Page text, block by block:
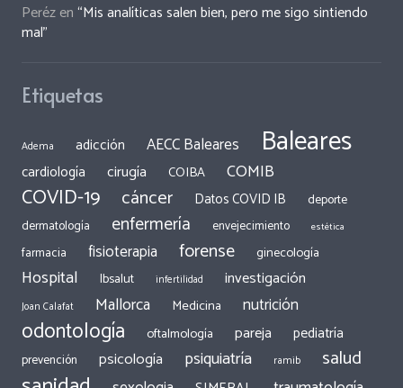
Perézen“Mis analíticas salen bien, pero me sigo sintiendo
mal”
Etiquetas
Adema adicción AECC Baleares Baleares
cardiología cirugía COIBA COMIB
COVID-19 cáncer Datos COVID IB
deporte
dermatología
enfermería envejecimiento estética
farmacia fisioterapia forense ginecología
Hospital Ibsalut infertilidad investigación
Joan Calafat Mallorca Medicina nutrición
odontología oftalmología pareja pediatría
prevención psicología psiquiatría ramib salud